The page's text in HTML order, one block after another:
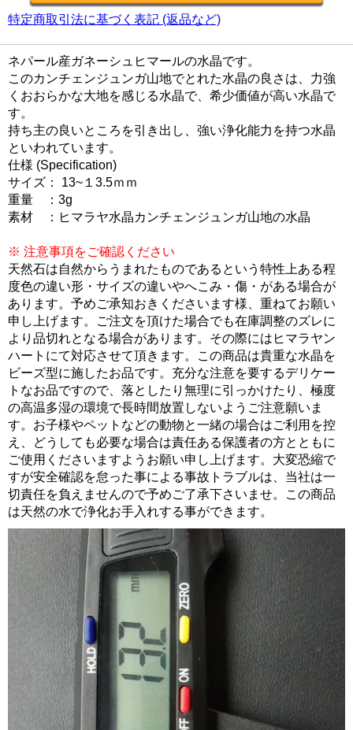
特定商取引法に基づく表記 (返品など)
ネパール産ガネーシュヒマールの水晶です。
このカンチェンジュンガ山地でとれた水晶の良さは、力強
くおおらかな大地を感じる水晶で、希少価値が高い水晶で
す。
持ち主の良いところを引き出し、強い浄化能力を持つ水晶
といわれています。
仕様 (Specification)
サイズ： 13~１3.5ｍｍ
重量 ：3g
素材 ：ヒマラヤ水晶カンチェンジュンガ山地の水晶
※ 注意事項をご確認ください
天然石は自然からうまれたものであるという特性上ある程
度色の違い形・サイズの違いやへこみ・傷・がある場合が
あります。予めご承知おきくださいます様、重ねてお願い
申し上げます。ご注文を頂けた場合でも在庫調整のズレに
より品切れとなる場合があります。その際にはヒマラヤン
ハートにて対応させて頂きます。この商品は貴重な水晶を
ビーズ型に施したお品です。充分な注意を要するデリケー
トなお品ですので、落としたり無理に引っかけたり、極度
の高温多湿の環境で長時間放置しないようご注意願いま
す。お子様やペットなどの動物と一緒の場合はご利用を控
え、どうしても必要な場合は責任ある保護者の方とともに
ご使用くださいますようお願い申し上げます。大変恐縮で
すが安全確認を怠った事による事故トラブルは、当社は一
切責任を負えませんので予めご了承下さいませ。この商品
は天然の水で浄化お手入れする事ができます。